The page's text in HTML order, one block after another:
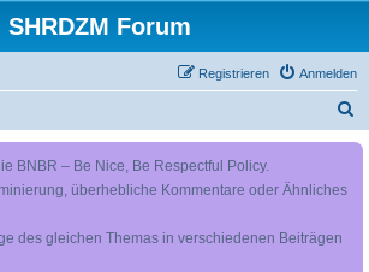
SHRDZM Forum
Anmelden
Registrieren
BNBR – Be Nice, Be Respectful Policy.
überhebliche Kommentare oder Ähnliches
des gleichen Themas in verschiedenen Beiträgen